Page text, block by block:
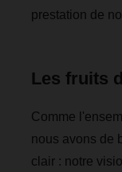
prestation de
Les fruits
Comme
nous avons de
clair : notre